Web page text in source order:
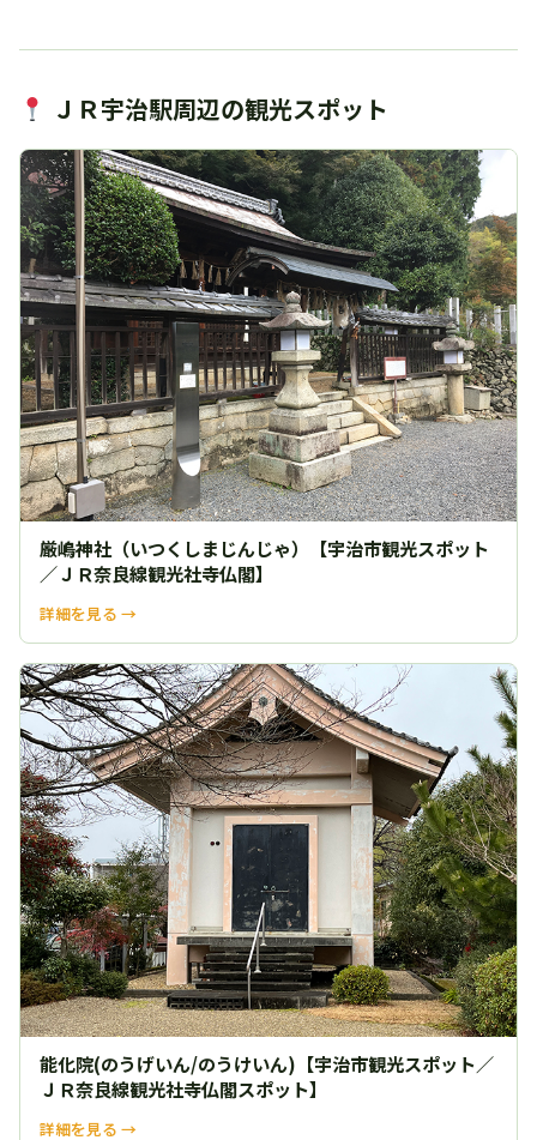
ＪＲ宇治駅周辺の観光スポット
厳嶋神社（いつくしまじんじゃ）【宇治市観光スポット
／ＪＲ奈良線観光社寺仏閣】
詳細を見る →
能化院(のうげいん/のうけいん)【宇治市観光スポット／
ＪＲ奈良線観光社寺仏閣スポット】
詳細を見る →